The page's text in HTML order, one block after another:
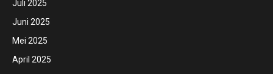
Juli 2025
Juni 2025
Mei 2025
April 2025